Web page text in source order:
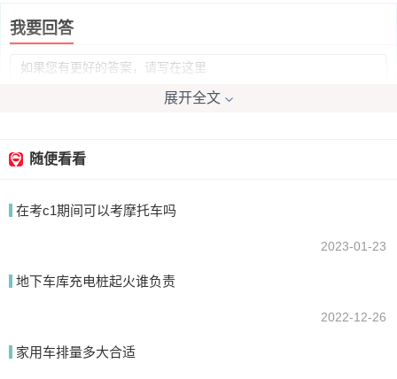
我要回答
提交
展开全文
随便看看
在考c1期间可以考摩托车吗
2023-01-23
地下车库充电桩起火谁负责
2022-12-26
家用车排量多大合适